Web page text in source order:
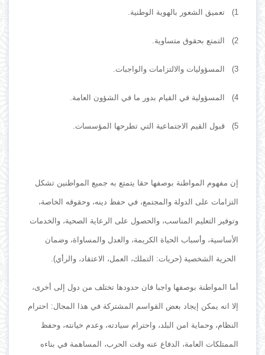
1) تعميق الشعور بالهوية الوطنية.
2) التمتع بحقوق متساوية.
3) المسؤوليات والالتزامات والواجبات.
4) المسؤولية في القيام بدور ما في الشؤون العامة.
5) قبول القيم الاجتماعية التي تطرحها المؤسسات.
إن مفهوم المواطنة بوصفها حقا يتمتع به جميع المواطنين تشكل
التزامات على الدولة والمجتمع، في حفظ دينه، وحقوقه الخاصة،
وتوفير التعليم المناسب، والحصول على الرعاية الصحية، والخدمات
الأساسية، وأسباب الحياة الكريمة، والعدل والمساواة، وضمان
الحرية الشخصية (حريات: التملك، العمل، الاعتقاد، والرأي).
أما المواطنة بوصفها واجبا فان حدودها تختلف من دول إلى أخرى،
إلا انه يمكن إيجاد بعض القواسم المشتركة في هذا المجال: احترام
النظام، وحماية امن البلد، واحترام سيادته، وعدم خيانته، وحفظ
الممتلكات العامة، الدفاع عنه وقت الحرب، المساهمة في بناءه